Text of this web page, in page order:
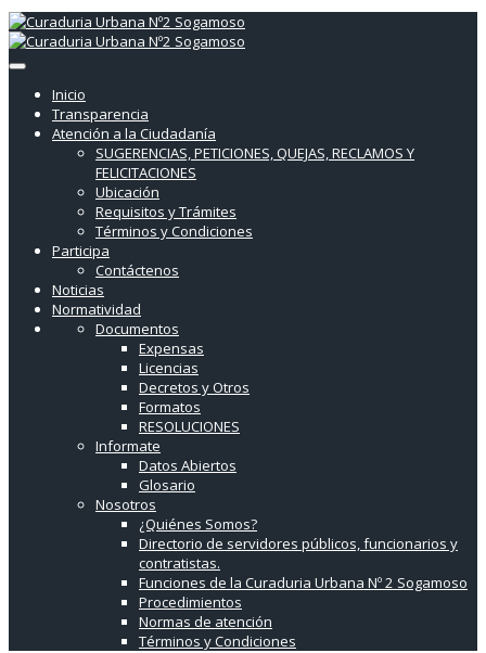
Inicio
Transparencia
Atención a la Ciudadanía
SUGERENCIAS, PETICIONES, QUEJAS, RECLAMOS Y
FELICITACIONES
Ubicación
Requisitos y Trámites
Términos y Condiciones
Participa
Contáctenos
Noticias
Normatividad
Documentos
Expensas
Licencias
Decretos y Otros
Formatos
RESOLUCIONES
Informate
Datos Abiertos
Glosario
Nosotros
¿Quiénes Somos?
Directorio de servidores públicos, funcionarios y
contratistas.
Funciones de la Curaduria Urbana Nº 2 Sogamoso
Procedimientos
Normas de atención
Términos y Condiciones